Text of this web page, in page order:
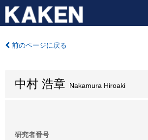
前のページに戻る
中村 浩章 Nakamura Hiroaki
研究者番号